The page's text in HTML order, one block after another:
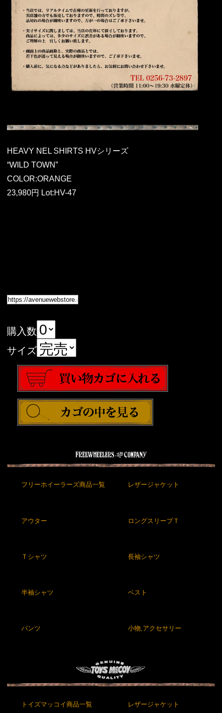
HEAVY NEL SHIRTS HVシリーズ
“WILD TOWN”
COLOR:ORANGE
23,980円 Lot:HV-47
購入数
サイズ
フリーホイーラーズ商品一覧 レザージャケット
アウター ロングスリーブＴ
Ｔシャツ 長袖シャツ
半袖シャツ ベスト
パンツ 小物,アクセサリー
トイズマッコイ商品一覧 レザージャケット